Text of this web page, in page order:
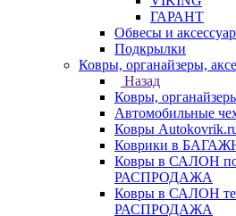
ГАРАНТ
Обвесы и
Подкрылки
Ковры, органайзеры,
Назад
Ковры,
Автомобильные
Ковры
Коврики в
Ковры в САЛОН
РАСПРОДАЖА
Ковры в САЛОН
РАСПРОДАЖА